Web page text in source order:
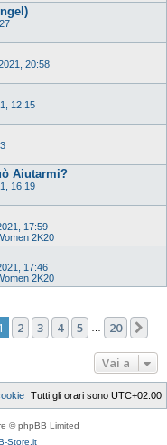
20:58
12:15
Aiutarmi?
16:19
17:59
2K20
17:46
2K20
di 20
2 3 4 5 20
Vai a
Tutti gli orari sono UTC+02:00
© phpBB Limited
Store.it